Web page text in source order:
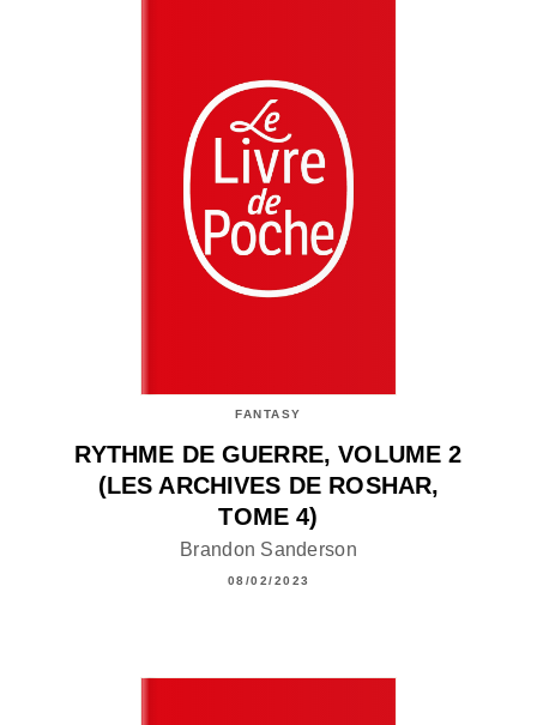
FANTASY
RYTHME DE GUERRE, VOLUME 2
(LES ARCHIVES DE ROSHAR,
TOME 4)
Brandon Sanderson
08/02/2023